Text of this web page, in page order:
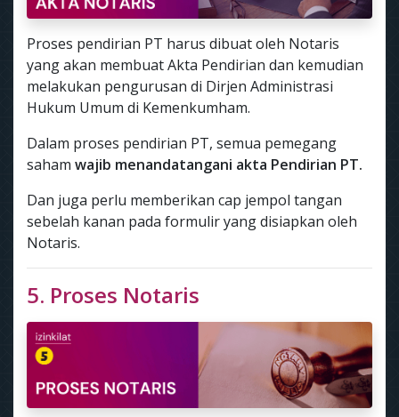
Proses pendirian PT harus dibuat oleh Notaris
yang akan membuat Akta Pendirian dan kemudian
melakukan pengurusan di Dirjen Administrasi
Hukum Umum di Kemenkumham.
Dalam proses pendirian PT, semua pemegang
saham wajib menandatangani akta Pendirian PT.
Dan juga perlu memberikan cap jempol tangan
sebelah kanan pada formulir yang disiapkan oleh
Notaris.
5. Proses Notaris